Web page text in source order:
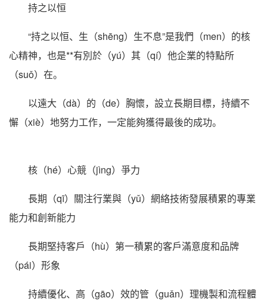
持之以恒
“持之以恒、生（shēng）生不息”是我們（men）的核
心精神，也是**有別於（yú）其（qí）他企業的特點所
（suǒ）在。
以遠大（dà）的（de）胸懷，設立長期目標，持續不
懈（xiè）地努力工作，一定能夠獲得最後的成功。
核（hé）心競（jìng）爭力
長期（qī）關注行業與（yǔ）網絡技術發展積累的專業
能力和創新能力
長期堅持客戶（hù）第一積累的客戶滿意度和品牌
（pái）形象
持續優化、高（gāo）效的管（guǎn）理機製和流程體